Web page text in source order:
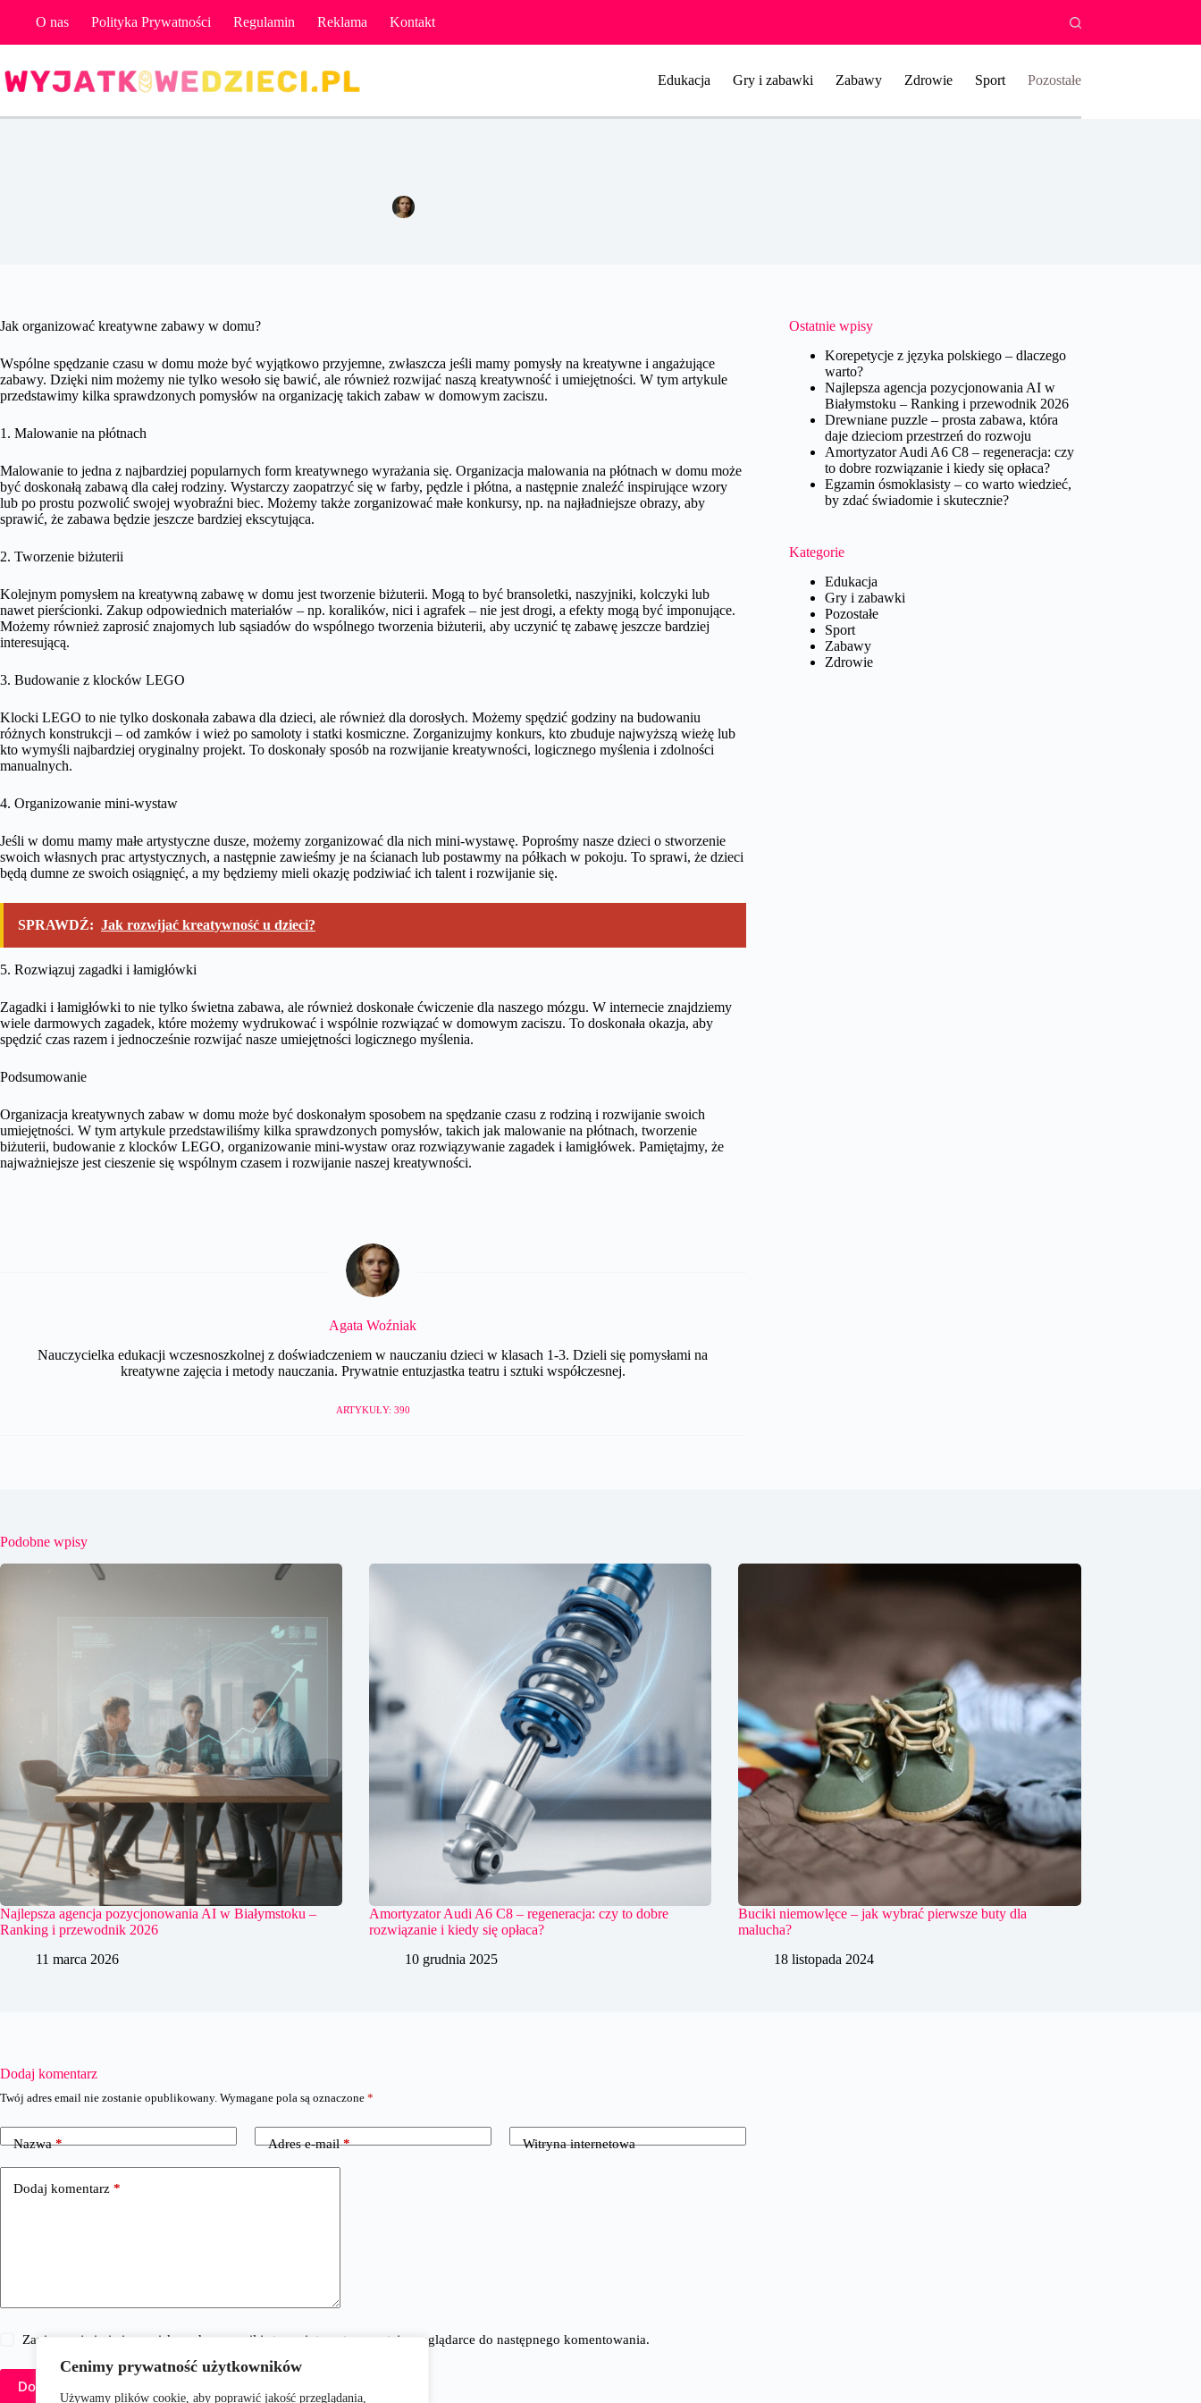
Cenimy prywatność użytkowników
Używamy plików cookie, aby poprawić jakość przeglądania,
O nas Polityka Prywatności Regulamin Reklama Kontakt
Edukacja Gry i zabawki Zabawy Zdrowie Sport Pozostałe
Jak organizować kreatywne zabawy w domu?
Wspólne spędzanie czasu w domu może być wyjątkowo przyjemne, zwłaszcza jeśli mamy pomysły na kreatywne i angażujące
zabawy. Dzięki nim możemy nie tylko wesoło się bawić, ale również rozwijać naszą kreatywność i umiejętności. W tym artykule
przedstawimy kilka sprawdzonych pomysłów na organizację takich zabaw w domowym zaciszu.
1. Malowanie na płótnach
Malowanie to jedna z najbardziej popularnych form kreatywnego wyrażania się. Organizacja malowania na płótnach w domu może
być doskonałą zabawą dla całej rodziny. Wystarczy zaopatrzyć się w farby, pędzle i płótna, a następnie znaleźć inspirujące wzory
lub po prostu pozwolić swojej wyobraźni biec. Możemy także zorganizować małe konkursy, np. na najładniejsze obrazy, aby
sprawić, że zabawa będzie jeszcze bardziej ekscytująca.
2. Tworzenie biżuterii
Kolejnym pomysłem na kreatywną zabawę w domu jest tworzenie biżuterii. Mogą to być bransoletki, naszyjniki, kolczyki lub
nawet pierścionki. Zakup odpowiednich materiałów – np. koralików, nici i agrafek – nie jest drogi, a efekty mogą być imponujące.
Możemy również zaprosić znajomych lub sąsiadów do wspólnego tworzenia biżuterii, aby uczynić tę zabawę jeszcze bardziej
interesującą.
3. Budowanie z klocków LEGO
Klocki LEGO to nie tylko doskonała zabawa dla dzieci, ale również dla dorosłych. Możemy spędzić godziny na budowaniu
różnych konstrukcji – od zamków i wież po samoloty i statki kosmiczne. Zorganizujmy konkurs, kto zbuduje najwyższą wieżę lub
kto wymyśli najbardziej oryginalny projekt. To doskonały sposób na rozwijanie kreatywności, logicznego myślenia i zdolności
manualnych.
4. Organizowanie mini-wystaw
Jeśli w domu mamy małe artystyczne dusze, możemy zorganizować dla nich mini-wystawę. Poprośmy nasze dzieci o stworzenie
swoich własnych prac artystycznych, a następnie zawieśmy je na ścianach lub postawmy na półkach w pokoju. To sprawi, że dzieci
będą dumne ze swoich osiągnięć, a my będziemy mieli okazję podziwiać ich talent i rozwijanie się.
SPRAWDŹ: Jak rozwijać kreatywność u dzieci?
5. Rozwiązuj zagadki i łamigłówki
Zagadki i łamigłówki to nie tylko świetna zabawa, ale również doskonałe ćwiczenie dla naszego mózgu. W internecie znajdziemy
wiele darmowych zagadek, które możemy wydrukować i wspólnie rozwiązać w domowym zaciszu. To doskonała okazja, aby
spędzić czas razem i jednocześnie rozwijać nasze umiejętności logicznego myślenia.
Podsumowanie
Organizacja kreatywnych zabaw w domu może być doskonałym sposobem na spędzanie czasu z rodziną i rozwijanie swoich
umiejętności. W tym artykule przedstawiliśmy kilka sprawdzonych pomysłów, takich jak malowanie na płótnach, tworzenie
biżuterii, budowanie z klocków LEGO, organizowanie mini-wystaw oraz rozwiązywanie zagadek i łamigłówek. Pamiętajmy, że
najważniejsze jest cieszenie się wspólnym czasem i rozwijanie naszej kreatywności.
Agata Woźniak
Nauczycielka edukacji wczesnoszkolnej z doświadczeniem w nauczaniu dzieci w klasach 1-3. Dzieli się pomysłami na
kreatywne zajęcia i metody nauczania. Prywatnie entuzjastka teatru i sztuki współczesnej.
ARTYKUŁY: 390
Ostatnie wpisy
Korepetycje z języka polskiego – dlaczego
warto?
Najlepsza agencja pozycjonowania AI w
Białymstoku – Ranking i przewodnik 2026
Drewniane puzzle – prosta zabawa, która
daje dzieciom przestrzeń do rozwoju
Amortyzator Audi A6 C8 – regeneracja: czy
to dobre rozwiązanie i kiedy się opłaca?
Egzamin ósmoklasisty – co warto wiedzieć,
by zdać świadomie i skutecznie?
Kategorie
Edukacja
Gry i zabawki
Pozostałe
Sport
Zabawy
Zdrowie
Podobne wpisy
Najlepsza agencja pozycjonowania AI w Białymstoku –
Ranking i przewodnik 2026
11 marca 2026
Amortyzator Audi A6 C8 – regeneracja: czy to dobre
rozwiązanie i kiedy się opłaca?
10 grudnia 2025
Buciki niemowlęce – jak wybrać pierwsze buty dla
malucha?
18 listopada 2024
Dodaj komentarz
Twój adres email nie zostanie opublikowany. Wymagane pola są oznaczone *
Nazwa* Adres e-mail* Witryna internetowa
Dodaj komentarz *
Zapisz moje imię i nazwisko, adres e-mail i stronę internetową w tej przeglądarce do następnego komentowania.
Dodaj komentarz